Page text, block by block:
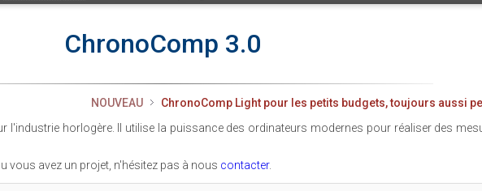
ChronoComp 3.0
NOUVEAU
ChronoComp Light pour les petits budgets, toujours aussi
l'industrie horlogère. Il utilise la puissance des ordinateurs modernes pour réaliser des
avez un projet, n'hésitez pas à nous contacter.